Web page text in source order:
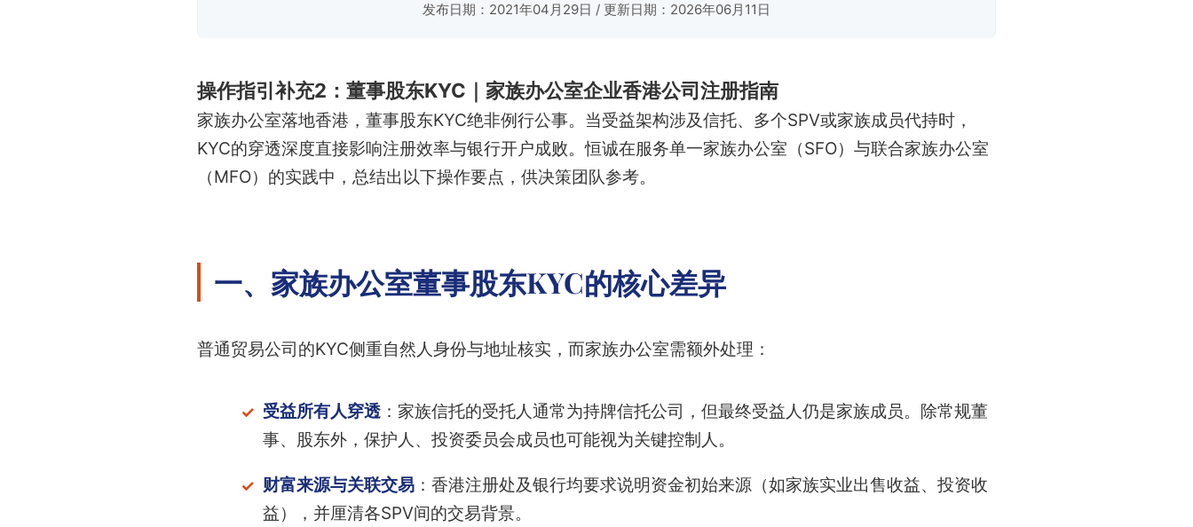
发布日期：2021年04月29日 / 更新日期：2026年06月11日
操作指引补充2：董事股东KYC｜家族办公室企业香港公司注册指南
家族办公室落地香港，董事股东KYC绝非例行公事。当受益架构涉及信托、多个SPV或家族成员代持时，
KYC的穿透深度直接影响注册效率与银行开户成败。恒诚在服务单一家族办公室（SFO）与联合家族办公室
（MFO）的实践中，总结出以下操作要点，供决策团队参考。
一、家族办公室董事股东KYC的核心差异
普通贸易公司的KYC侧重自然人身份与地址核实，而家族办公室需额外处理：
受益所有人穿透：家族信托的受托人通常为持牌信托公司，但最终受益人仍是家族成员。除常规董
事、股东外，保护人、投资委员会成员也可能视为关键控制人。
财富来源与关联交易：香港注册处及银行均要求说明资金初始来源（如家族实业出售收益、投资收
益），并厘清各SPV间的交易背景。